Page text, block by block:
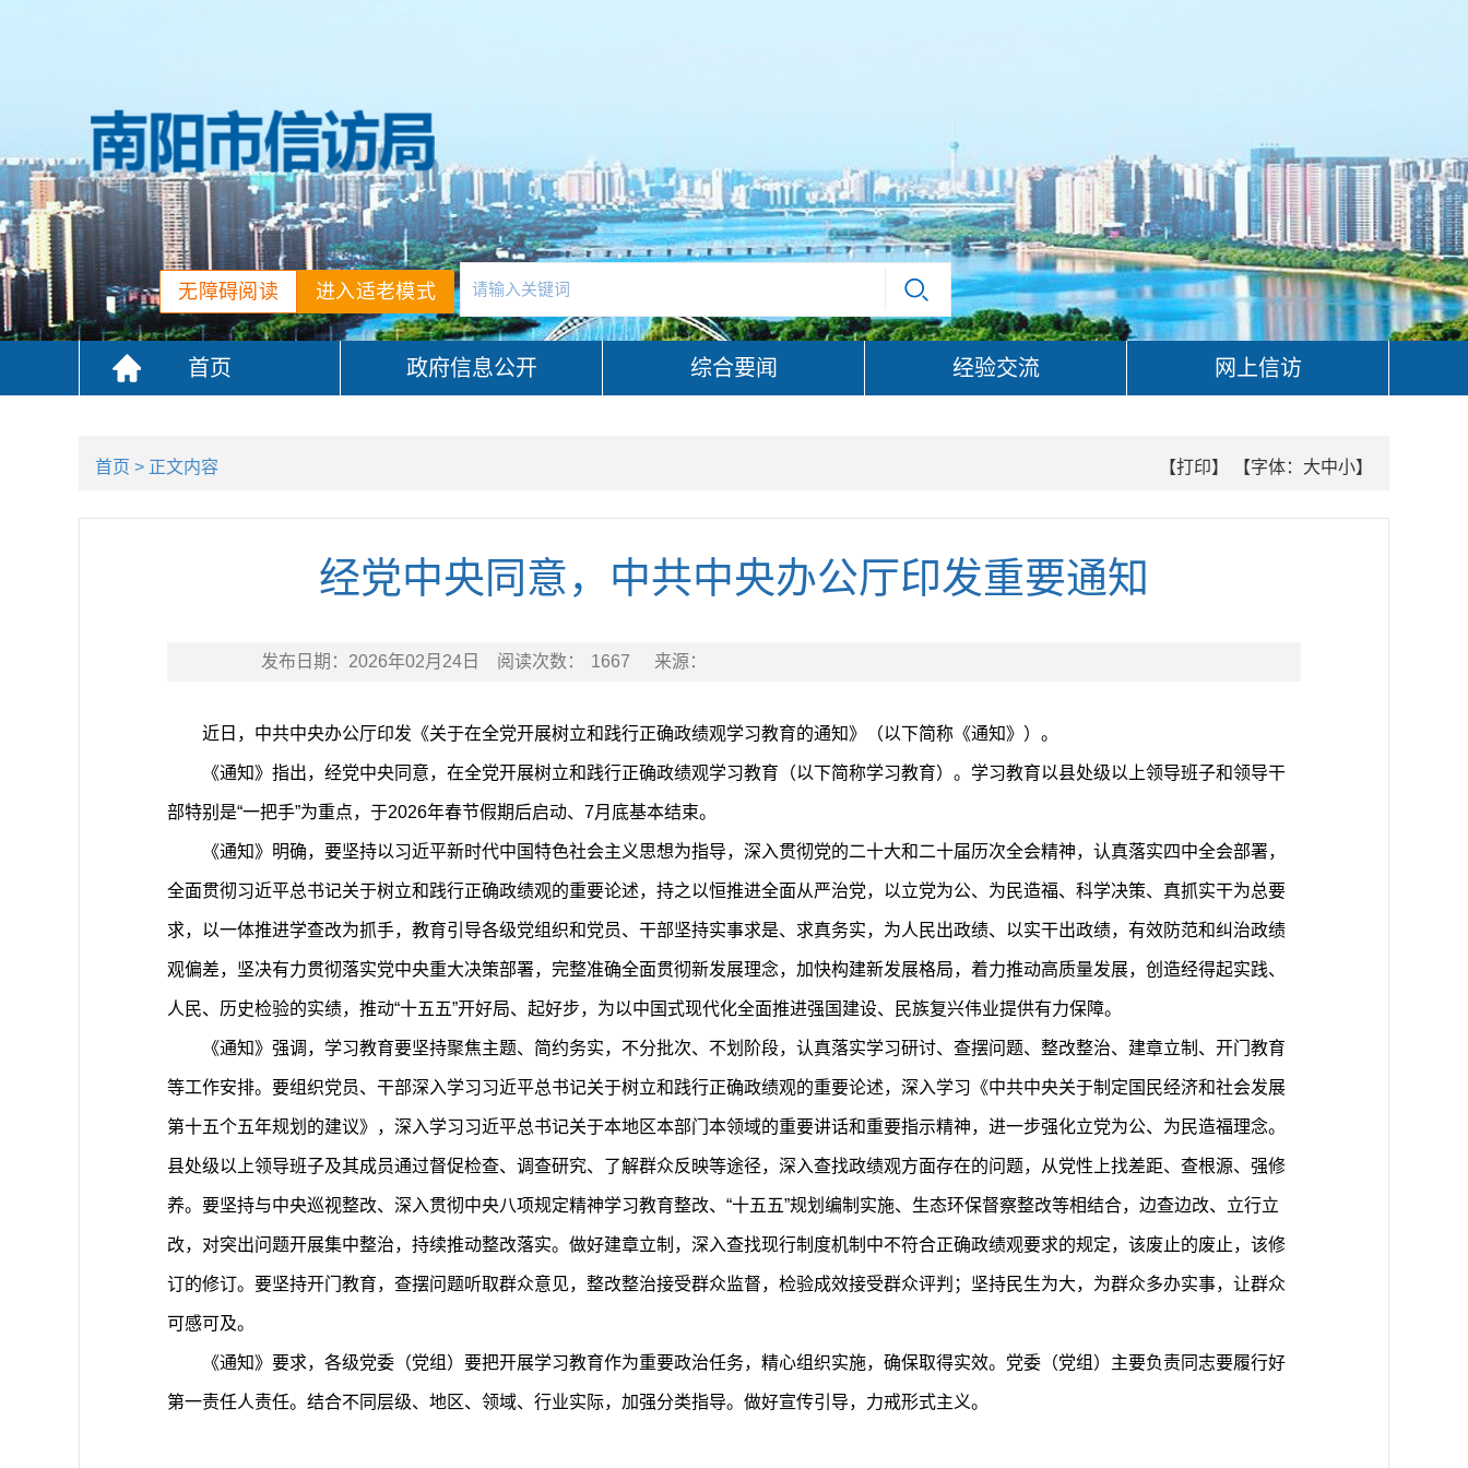
进入适老模式
无障碍阅读
首页 政府信息公开 综合要闻 经验交流 网上信访
首页 > 正文内容 【打印】 【字体： 大中小】
经党中央同意，中共中央办公厅印发重要通知
发布日期： 2026年02月24日 阅读次数： 1667 来源：
近日，中共中央办公厅印发《关于在全党开展树立和践行正确政绩观学习教育的通知》（以下简称《通知》）。
《通知》指出，经党中央同意，在全党开展树立和践行正确政绩观学习教育（以下简称学习教育）。学习教育以县处级以上领导班子和领导干
部特别是“一把手”为重点，于2026年春节假期后启动、7月底基本结束。
《通知》明确，要坚持以习近平新时代中国特色社会主义思想为指导，深入贯彻党的二十大和二十届历次全会精神，认真落实四中全会部署，
全面贯彻习近平总书记关于树立和践行正确政绩观的重要论述，持之以恒推进全面从严治党，以立党为公、为民造福、科学决策、真抓实干为总要
求，以一体推进学查改为抓手，教育引导各级党组织和党员、干部坚持实事求是、求真务实，为人民出政绩、以实干出政绩，有效防范和纠治政绩
观偏差，坚决有力贯彻落实党中央重大决策部署，完整准确全面贯彻新发展理念，加快构建新发展格局，着力推动高质量发展，创造经得起实践、
人民、历史检验的实绩，推动“十五五”开好局、起好步，为以中国式现代化全面推进强国建设、民族复兴伟业提供有力保障。
《通知》强调，学习教育要坚持聚焦主题、简约务实，不分批次、不划阶段，认真落实学习研讨、查摆问题、整改整治、建章立制、开门教育
等工作安排。要组织党员、干部深入学习习近平总书记关于树立和践行正确政绩观的重要论述，深入学习《中共中央关于制定国民经济和社会发展
第十五个五年规划的建议》，深入学习习近平总书记关于本地区本部门本领域的重要讲话和重要指示精神，进一步强化立党为公、为民造福理念。
县处级以上领导班子及其成员通过督促检查、调查研究、了解群众反映等途径，深入查找政绩观方面存在的问题，从党性上找差距、查根源、强修
养。要坚持与中央巡视整改、深入贯彻中央八项规定精神学习教育整改、“十五五”规划编制实施、生态环保督察整改等相结合，边查边改、立行立
改，对突出问题开展集中整治，持续推动整改落实。做好建章立制，深入查找现行制度机制中不符合正确政绩观要求的规定，该废止的废止，该修
订的修订。要坚持开门教育，查摆问题听取群众意见，整改整治接受群众监督，检验成效接受群众评判；坚持民生为大，为群众多办实事，让群众
可感可及。
《通知》要求，各级党委（党组）要把开展学习教育作为重要政治任务，精心组织实施，确保取得实效。党委（党组）主要负责同志要履行好
第一责任人责任。结合不同层级、地区、领域、行业实际，加强分类指导。做好宣传引导，力戒形式主义。